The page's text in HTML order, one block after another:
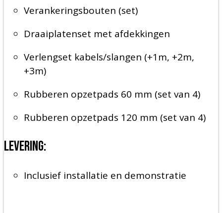
Verankeringsbouten (set)
Draaiplatenset met afdekkingen
Verlengset kabels/slangen (+1m, +2m,
+3m)
Rubberen opzetpads 60 mm (set van 4)
Rubberen opzetpads 120 mm (set van 4)
Levering:
Inclusief installatie en demonstratie